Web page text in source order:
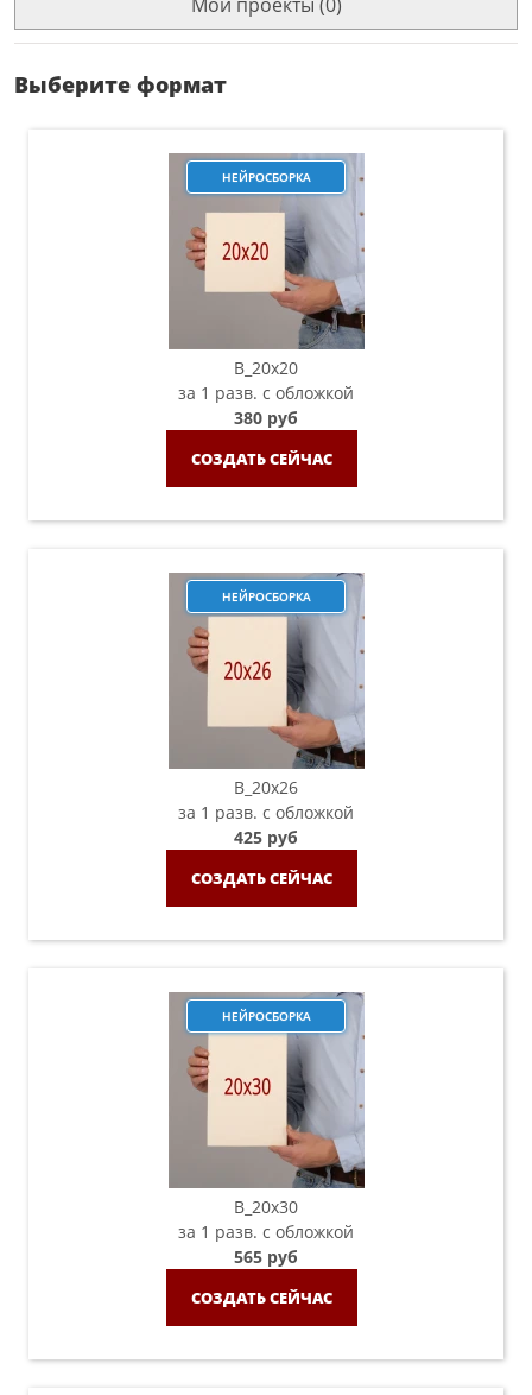
Выберите формат
НЕЙРОСБОРКА
B_20х20
за 1 разв. с обложкой
380 руб
СОЗДАТЬ СЕЙЧАС
НЕЙРОСБОРКА
B_20х26
за 1 разв. с обложкой
425 руб
СОЗДАТЬ СЕЙЧАС
НЕЙРОСБОРКА
B_20х30
за 1 разв. с обложкой
565 руб
СОЗДАТЬ СЕЙЧАС